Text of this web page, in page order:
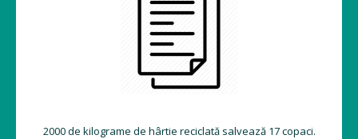
2000 de kilograme de hârtie reciclată salvează 17 copaci.